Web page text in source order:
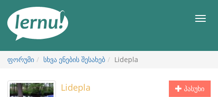
ნახვა
მენიუ
ფორუმი სხვა ენების შესახებ Lidepla
პასუხი
Lidepla